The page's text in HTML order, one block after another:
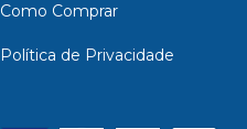
Como Comprar
Política de Privacidade